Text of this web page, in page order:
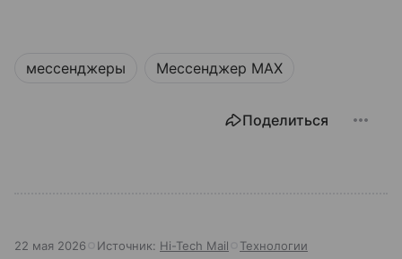
мессенджеры Мессенджер MAX
Поделиться
22 мая 2026 Источник: Hi-Tech Mail Технологии